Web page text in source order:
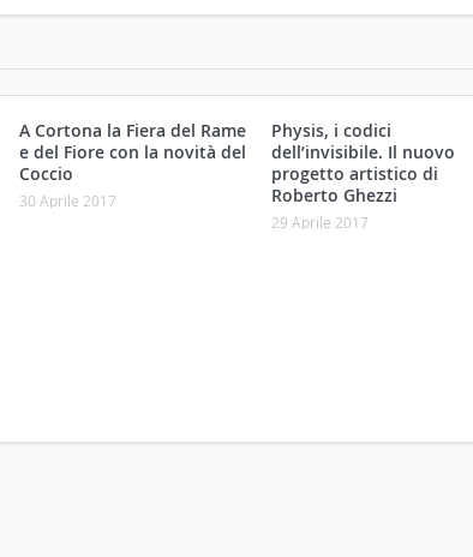
A Cortona la Fiera del Rame
e del Fiore con la novità del
Coccio
30 Aprile 2017
Physis, i codici
dell’invisibile. Il nuovo
progetto artistico di
Roberto Ghezzi
29 Aprile 2017